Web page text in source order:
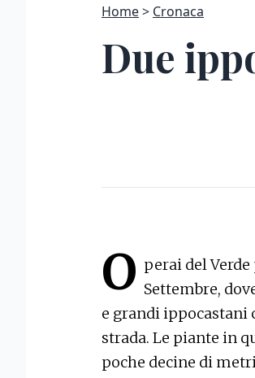
Home Cronaca
Due
O perai del
Settembre,
e grandi ippocastani
strada. Le piante in
poche decine di